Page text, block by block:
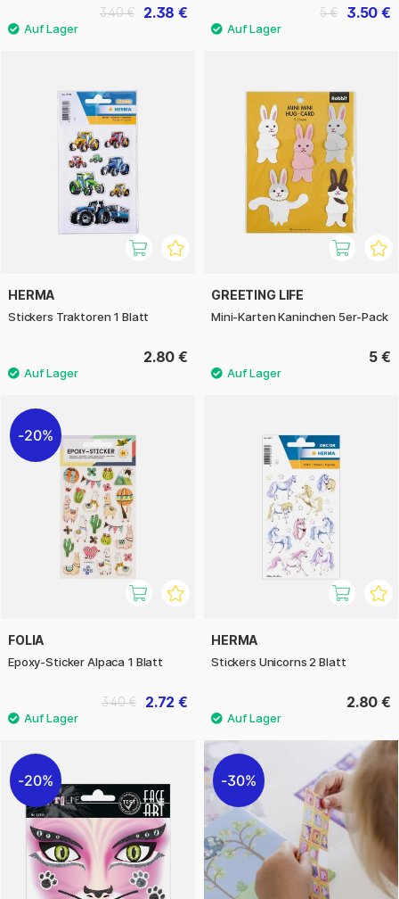
2.38 €
3.40 € 3.50 €
5 €
HERMA
Stickers Traktoren 1 Blatt
2.80 €
GREETING LIFE
Mini-Karten Kaninchen 5er-Pack
5 €
20%
FOLIA
Epoxy-Sticker Alpaca 1 Blatt
2.72 €
3.40 €
HERMA
Stickers Unicorns 2 Blatt
2.80 €
20% 30%